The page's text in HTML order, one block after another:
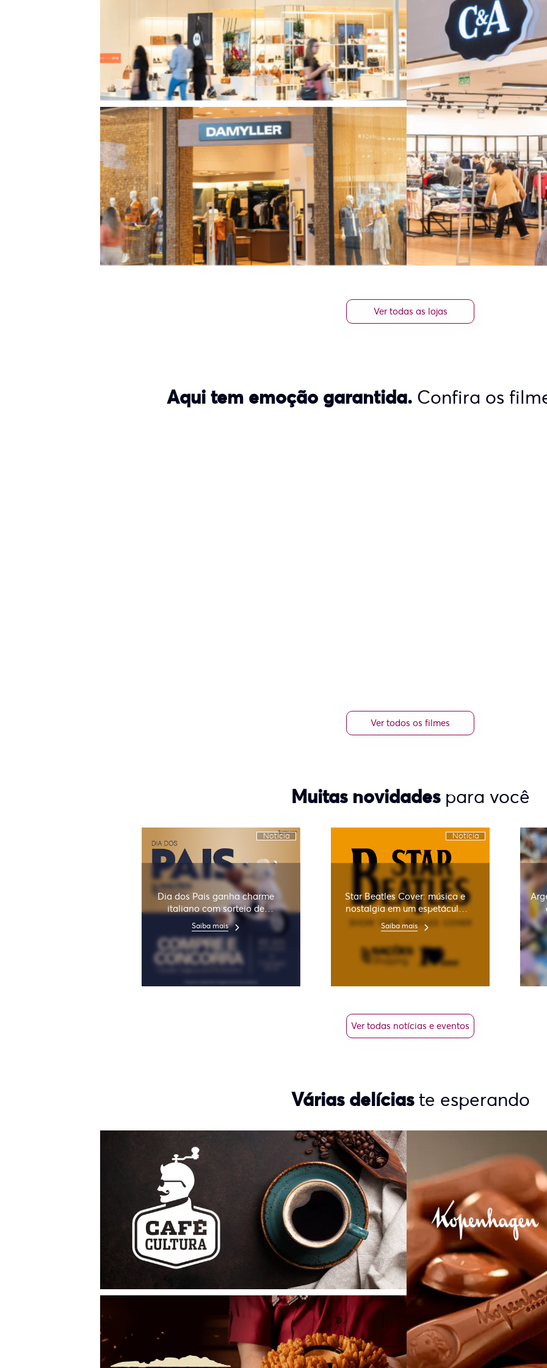
Ver todas as lojas
Aqui tem emoção garantida. Confira os
Ver todos os filmes
Muitas novidadespara você
Notícia
Dia dos Pais ganha charme
italiano com sorteio de
scooters Motorino pela
Almeida Junior
Saiba mais
Notícia
Star Beatles Cover: música e
nostalgia em um espetáculo
gratuito
Saiba mais
Ver todas notícias e eventos
Várias delíciaste esperando